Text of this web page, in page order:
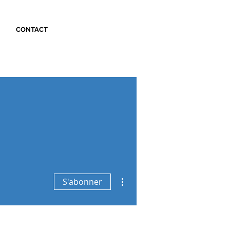
CONTACT
S'abonner